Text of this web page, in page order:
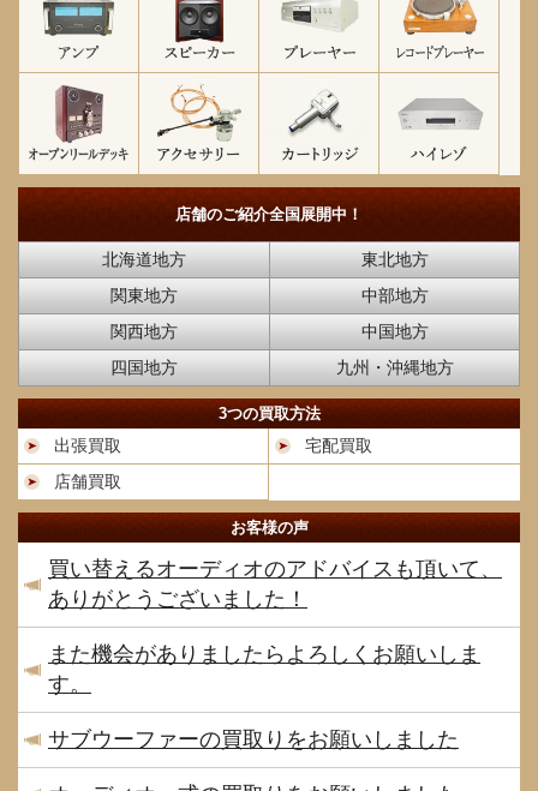
店舗のご紹介全国展開中！
北海道地方
東北地方
関東地方
中部地方
関西地方
中国地方
四国地方
九州・沖縄地方
3つの買取方法
出張買取
宅配買取
店舗買取
お客様の声
買い替えるオーディオのアドバイスも頂いて、
ありがとうございました！
また機会がありましたらよろしくお願いしま
す。
サブウーファーの買取りをお願いしました